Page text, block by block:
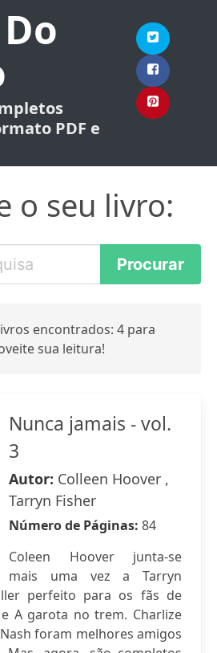
PDF e
o seu livro:
encontrados: 4 para
sua leitura!
Nunca jamais - vol.
3
Autor: Colleen Hoover ,
Tarryn Fisher
Número de Páginas: 84
Coleen Hoover junta-se
mais uma vez a Tarryn
perfeito para os fãs de
A garota no trem. Charlize
foram melhores amigos